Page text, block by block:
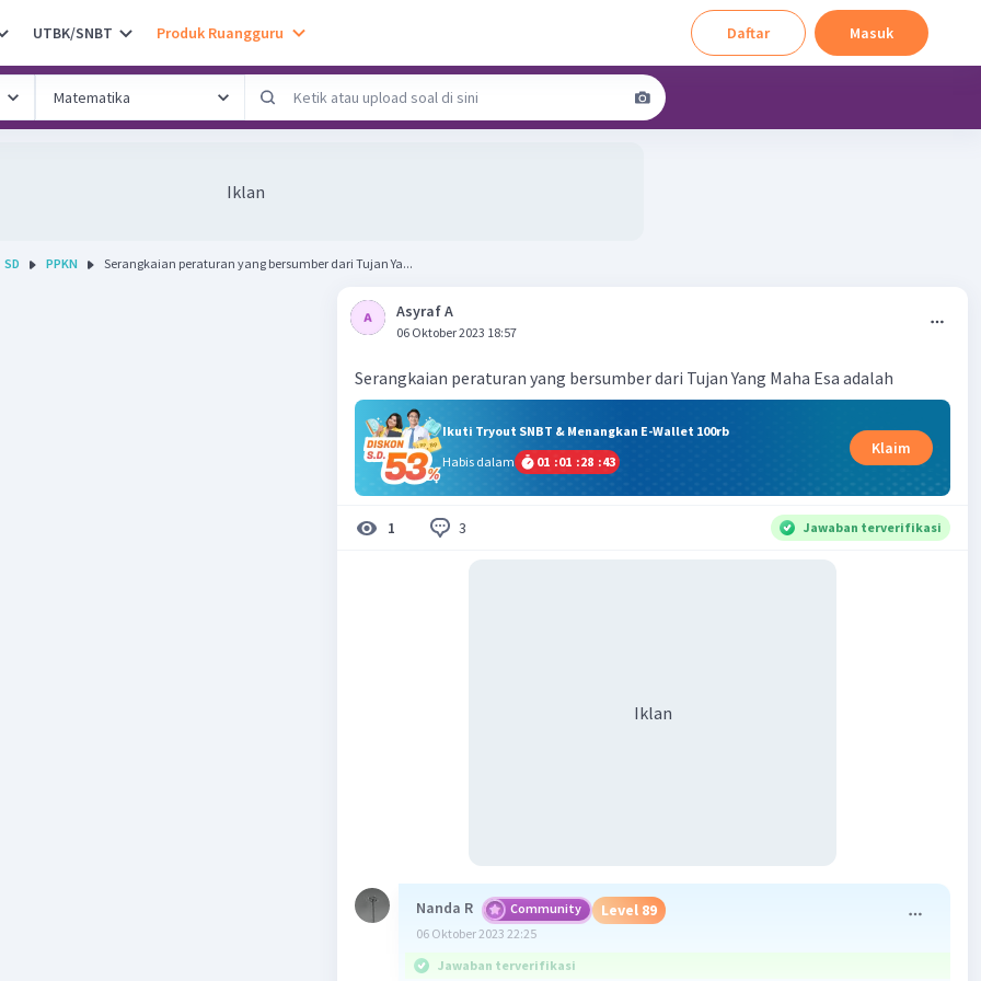
UTBK/SNBT Produk Ruangguru Daftar Masuk
Iklan
SD PPKN Serangkaian peraturan yang bersumber dari Tujan Ya...
Asyraf A
06 Oktober 2023 18:57
Serangkaian peraturan yang bersumber dari Tujan Yang Maha Esa adalah
Ikuti Tryout SNBT & Menangkan E-Wallet 100rb
Habis dalam
01 :01 :28 :43
Klaim
1 3 Jawaban terverifikasi
Iklan
Nanda R Community Level 89
06 Oktober 2023 22:25
Jawaban terverifikasi